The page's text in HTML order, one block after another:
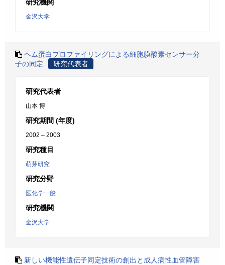
研究機関
金沢大学
ヘム蛋白プロファイリングによる細胞膜酸素センサー分
子の同定
研究代表者
研究代表者
山本 博
研究期間 (年度)
2002 – 2003
研究種目
萌芽研究
研究分野
医化学一般
研究機関
金沢大学
新しい機能性遺伝子同定技術の創出と成人病性血管障害